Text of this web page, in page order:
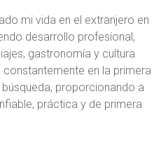
mi vida en el extranjero en
desarrollo profesional,
gastronomía y cultura
en la primera
proporcionando a
práctica y de primera